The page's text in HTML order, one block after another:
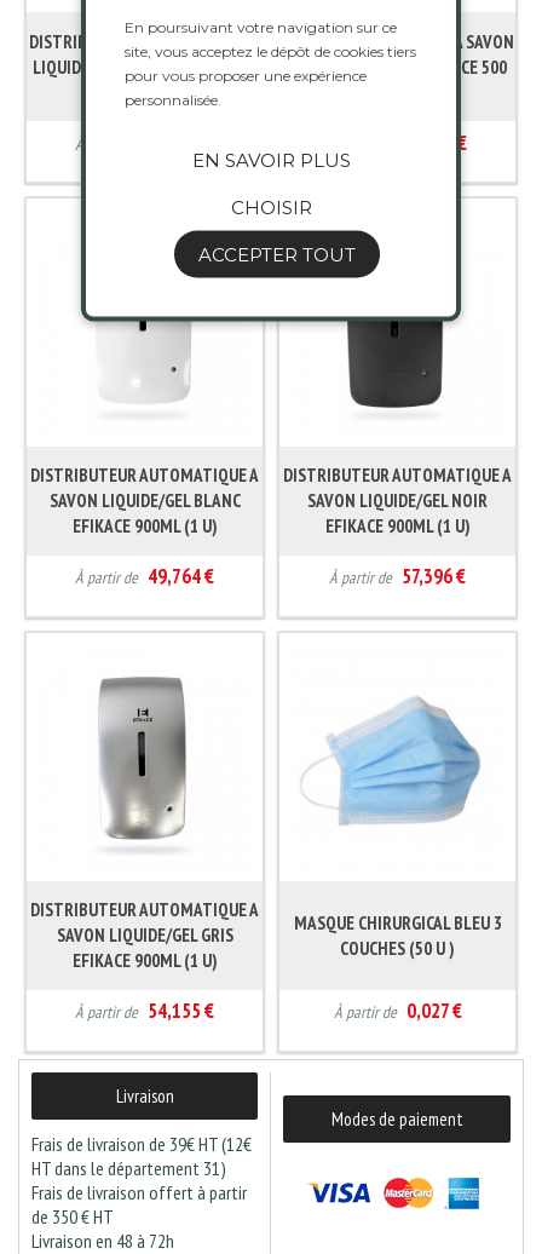
DISTRIBUTEUR MANUEL A SAVON
LIQUIDE/GEL GRIS EFIKACE 1100
À partir de
DISTRIBUTEUR MANUEL A SAVON
LIQUIDE/GEL INOX EFIKACE 500
25,719 €
DISTRIBUTEUR AUTOMATIQUE A
SAVON LIQUIDE/GEL BLANC
EFIKACE 900ML (1 U)
À partir de 49,764 €
DISTRIBUTEUR AUTOMATIQUE A
SAVON LIQUIDE/GEL NOIR
EFIKACE 900ML (1 U)
À partir de 57,396 €
DISTRIBUTEUR AUTOMATIQUE A
SAVON LIQUIDE/GEL GRIS
EFIKACE 900ML (1 U)
À partir de 54,155 €
MASQUE CHIRURGICAL BLEU 3
COUCHES (50 U )
À partir de 0,027 €
Livraison
Frais de livraison de 39€ HT (12€
HT dans le département 31)
Frais de livraison offert à partir
de 350 € HT
Livraison en 48 à 72h
Modes de paiement
En poursuivant votre navigation sur ce
site, vous acceptez le dépôt de cookies tiers
pour vous proposer une expérience
personnalisée.
EN SAVOIR PLUS
CHOISIR
ACCEPTER TOUT